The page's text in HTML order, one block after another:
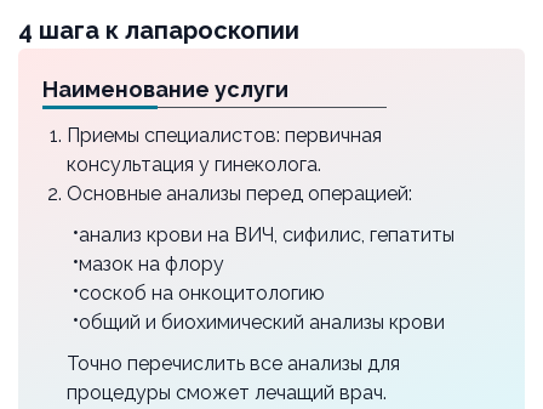
Лапароскопическая операция
(сальпингоовариолизис) при спаечной
болезни III категории сложности
р18.36
Лапароскопия, демедуляция (дриллинг)
Лапароскопическая миомэктомия I категории
сложности
р18.28
4 шага к лапароскопии
Наименование услуги
Приемы специалистов: первичная
консультация у гинеколога.
Основные анализы перед операцией:
анализ крови на ВИЧ, сифилис, гепатиты
мазок на флору
соскоб на онкоцитологию
общий и биохимический анализы крови
Точно перечислить все анализы для
процедуры сможет лечащий врач.